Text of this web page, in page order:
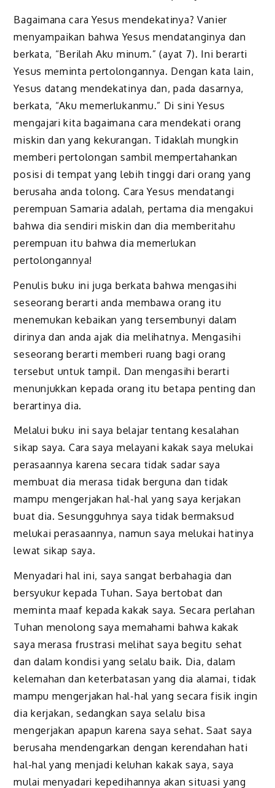
Bagaimana cara Yesus mendekatinya? Vanier
menyampaikan bahwa Yesus mendatanginya dan
berkata, “Berilah Aku minum.” (ayat 7). Ini berarti
Yesus meminta pertolongannya. Dengan kata lain,
Yesus datang mendekatinya dan, pada dasarnya,
berkata, “Aku memerlukanmu.” Di sini Yesus
mengajari kita bagaimana cara mendekati orang
miskin dan yang kekurangan. Tidaklah mungkin
memberi pertolongan sambil mempertahankan
posisi di tempat yang lebih tinggi dari orang yang
berusaha anda tolong. Cara Yesus mendatangi
perempuan Samaria adalah, pertama dia mengakui
bahwa dia sendiri miskin dan dia memberitahu
perempuan itu bahwa dia memerlukan
pertolongannya!
Penulis buku ini juga berkata bahwa mengasihi
seseorang berarti anda membawa orang itu
menemukan kebaikan yang tersembunyi dalam
dirinya dan anda ajak dia melihatnya. Mengasihi
seseorang berarti memberi ruang bagi orang
tersebut untuk tampil. Dan mengasihi berarti
menunjukkan kepada orang itu betapa penting dan
berartinya dia.
Melalui buku ini saya belajar tentang kesalahan
sikap saya. Cara saya melayani kakak saya melukai
perasaannya karena secara tidak sadar saya
membuat dia merasa tidak berguna dan tidak
mampu mengerjakan hal-hal yang saya kerjakan
buat dia. Sesungguhnya saya tidak bermaksud
melukai perasaannya, namun saya melukai hatinya
lewat sikap saya.
Menyadari hal ini, saya sangat berbahagia dan
bersyukur kepada Tuhan. Saya bertobat dan
meminta maaf kepada kakak saya. Secara perlahan
Tuhan menolong saya memahami bahwa kakak
saya merasa frustrasi melihat saya begitu sehat
dan dalam kondisi yang selalu baik. Dia, dalam
kelemahan dan keterbatasan yang dia alamai, tidak
mampu mengerjakan hal-hal yang secara fisik ingin
dia kerjakan, sedangkan saya selalu bisa
mengerjakan apapun karena saya sehat. Saat saya
berusaha mendengarkan dengan kerendahan hati
hal-hal yang menjadi keluhan kakak saya, saya
mulai menyadari kepedihannya akan situasi yang